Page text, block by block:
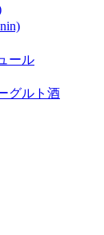
ール
グルト酒